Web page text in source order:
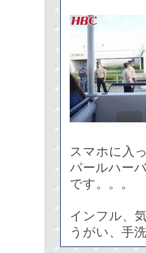
スマホに入
パールハー
です。。。
インフル、
うがい、手